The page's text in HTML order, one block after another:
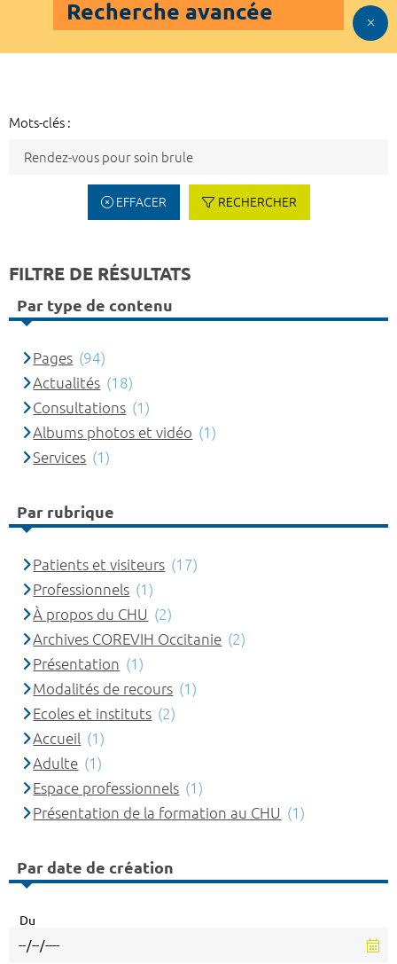
Recherche avancée
Mots-clés :
EFFACER RECHERCHER
FILTRE DE RÉSULTATS
Par type de contenu
Pages (94)
Actualités (18)
Consultations (1)
Albums photos et vidéo (1)
Services (1)
Par rubrique
Patients et visiteurs (17)
Professionnels (1)
À propos du CHU (2)
Archives COREVIH Occitanie (2)
Présentation (1)
Modalités de recours (1)
Ecoles et instituts (2)
Accueil (1)
Adulte (1)
Espace professionnels (1)
Présentation de la formation au CHU (1)
Par date de création
Du